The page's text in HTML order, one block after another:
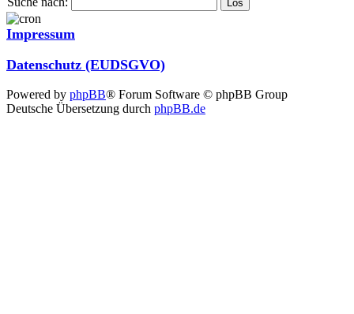
Impressum
Datenschutz (EUDSGVO)
Powered by phpBB® Forum Software © phpBB Group
Deutsche Übersetzung durch phpBB.de